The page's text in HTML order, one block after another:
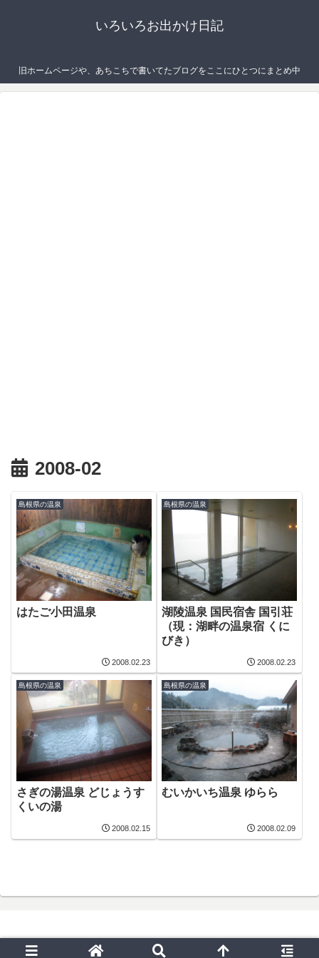
いろいろお出かけ日記
旧ホームページや、あちこちで書いてたブログをここにひとつにまとめ中
2008-02
島根県の温泉
はたご小田温泉
2008.02.23
島根県の温泉
湖陵温泉 国民宿舎 国引荘
（現：湖畔の温泉宿 くに
びき）
2008.02.23
島根県の温泉
さぎの湯温泉 どじょうす
くいの湯
2008.02.15
島根県の温泉
むいかいち温泉 ゆらら
2008.02.09
© 2019 いろいろお出かけ日記.